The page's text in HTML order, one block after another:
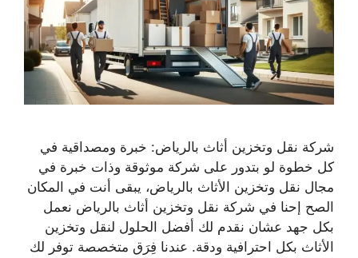
شركة نقل وتخزين أثاث بالرياض: خبرة ومصداقية في
كل خطوة لو بتدور على شركة موثوقة وذات خبرة في
مجال نقل وتخزين الأثاث بالرياض، يبقى أنت في المكان
الصح إحنا في شركة نقل وتخزين أثاث بالرياض نعمل
بكل جهد عشان نقدم لك أفضل الحلول لنقل وتخزين
الأثاث بكل احترافية ودقة. عندنا فِرَق متخصصة توفر لك